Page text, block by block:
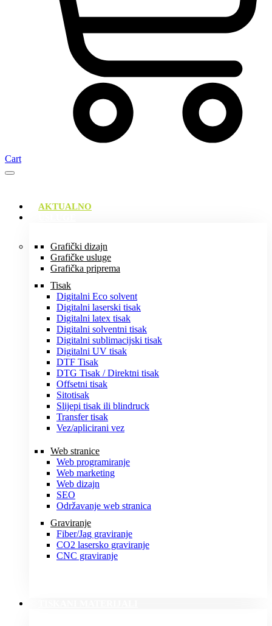
Cart
AKTUALNO
Grafički dizajn
Grafičke usluge
Grafička priprema
Tisak
Digitalni Eco solvent
Digitalni laserski tisak
Digitalni latex tisak
Digitalni solventni tisak
Digitalni sublimacijski tisak
Digitalni UV tisak
DTF Tisak
DTG Tisak / Direktni tisak
Offsetni tisak
Sitotisak
Slijepi tisak ili blindruck
Transfer tisak
Vez/aplicirani vez
Web stranice
Web programiranje
Web marketing
Web dizajn
SEO
Održavanje web stranica
Graviranje
Fiber/Jag graviranje
CO2 lasersko graviranje
CNC graviranje